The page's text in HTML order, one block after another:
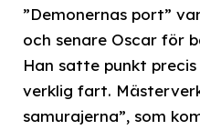
”Demonernas port”
och senare Oscar för
Han satte punkt
verklig fart.
samurajerna”, som